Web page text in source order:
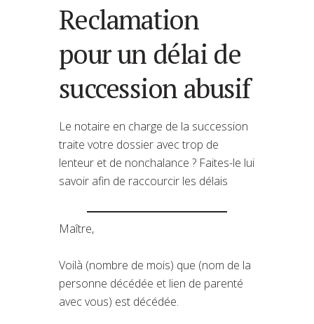
Reclamation
pour un délai de
succession abusif
Le notaire en charge de la succession
traite votre dossier avec trop de
lenteur et de nonchalance ? Faites-le lui
savoir afin de raccourcir les délais
Maître,
Voilà (nombre de mois) que (nom de la
personne décédée et lien de parenté
avec vous) est décédée.